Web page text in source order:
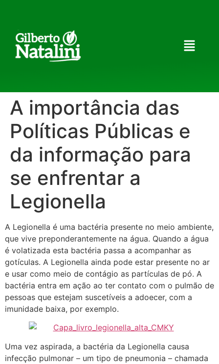
A importância das
Políticas Públicas e
da informação para
se enfrentar a
Legionella
A Legionella é uma bactéria presente no meio ambiente,
que vive preponderantemente na água. Quando a água
é volatizada esta bactéria passa a acompanhar as
gotículas. A Legionella ainda pode estar presente no ar
e usar como meio de contágio as partículas de pó. A
bactéria entra em ação ao ter contato com o pulmão de
pessoas que estejam suscetíveis a adoecer, com a
imunidade baixa, por exemplo.
Uma vez aspirada, a bactéria da Legionella causa
infecção pulmonar – um tipo de pneumonia – chamada